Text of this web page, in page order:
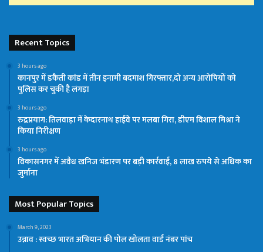
Recent Topics
3 hours ago
कानपुर में डकैती कांड में तीन इनामी बदमाश गिरफ्तार,दो अन्य आरोपियों को
पुलिस कर चुकी है लंगड़ा
3 hours ago
रुद्रप्रयाग: तिलवाड़ा में केदारनाथ हाईवे पर मलबा गिरा, डीएम विशाल मिश्रा ने
किया निरीक्षण
3 hours ago
विकासनगर में अवैध खनिज भंडारण पर बड़ी कार्रवाई, 8 लाख रुपये से अधिक का
जुर्माना
Most Popular Topics
March 9, 2023
उन्नाव : स्वच्छ भारत अभियान की पोल खोलता वार्ड नंबर पांच